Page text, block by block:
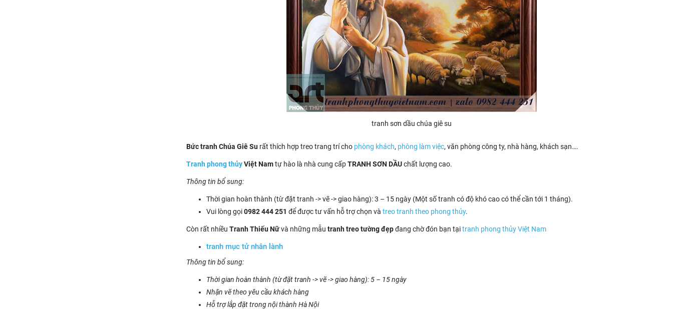
tranh sơn dầu chúa giê su
Bức tranh Chúa Giê Su rất thích hợp treo trang trícho phòng khách, phòng làm việc, văn phòng công ty, nhà hàng, khách sạn….
Tranh phong thủyViệt Namtự hào là nhà cung cấpTRANH SƠN DẦUchất lượng cao.
Thông tin bổ sung:
Thời gian hoàn thành (từ đặt tranh -> vẽ -> giao hàng): 3 – 15 ngày (Một số tranh có độ khó cao có thể cần tới 1 tháng).
Vui lòng gọi0982 444 251 để được tư vấn hỗ trợ chọn và treo tranh theo phong thủy.
Còn rất nhiều Tranh Thiếu Nữvà những mẫu tranh treo tường đẹpđang chờ đón bạn tạitranh phong thủy Việt Nam
tranh mục tử nhân lành
Thông tin bổ sung:
Thời gian hoàn thành (từ đặt tranh -> vẽ -> giao hàng): 5 – 15 ngày
Nhận vẽ theo yêu cầu khách hàng
Hỗ trợ lắp đặt trong nội thành Hà Nội